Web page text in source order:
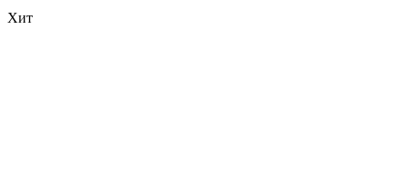
Хит